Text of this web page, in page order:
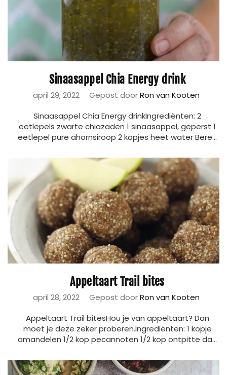
Sinaasappel Chia Energy drink
april 29, 2022 Gepost doorRon van Kooten
Sinaasappel Chia Energy drinkIngrediënten: 2
eetlepels zwarte chiazaden 1 sinaasappel, geperst 1
eetlepel pure ahornsiroop 2 kopjes heet water Bere...
Appeltaart Trail bites
april 28, 2022 Gepost doorRon van Kooten
Appeltaart Trail bitesHou je van appeltaart? Dan
moet je deze zeker proberen.Ingrediënten: 1 kopje
amandelen 1/2 kop pecannoten 1/2 kop ontpitte da...